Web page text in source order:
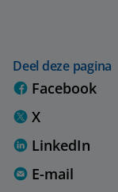
Deel deze pagina
Facebook
X
LinkedIn
E-mail